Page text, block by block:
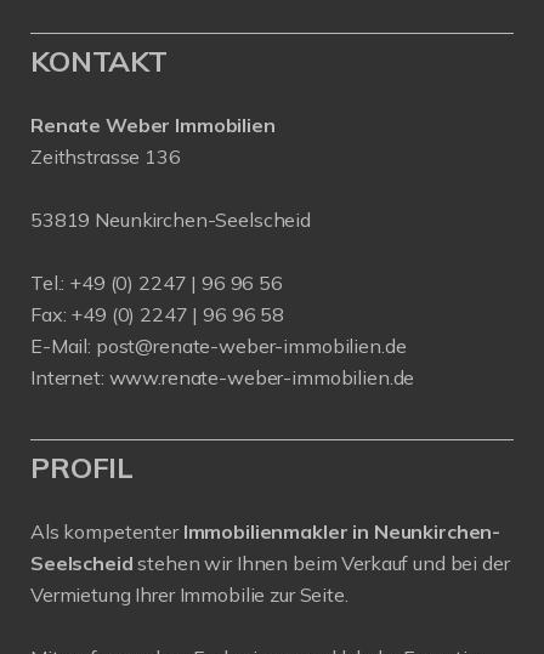
KONTAKT
Renate Weber Immobilien
Zeithstrasse 136
53819 Neunkirchen-Seelscheid
Tel.: +49 (0) 2247 | 96 96 56
Fax: +49 (0) 2247 | 96 96 58
E-Mail: post@renate-weber-immobilien.de
Internet: www.renate-weber-immobilien.de
PROFIL
Als kompetenter Immobilienmakler in Neunkirchen-
Seelscheidstehen wir Ihnen beim Verkauf und bei der
Vermietung Ihrer Immobilie zur Seite.